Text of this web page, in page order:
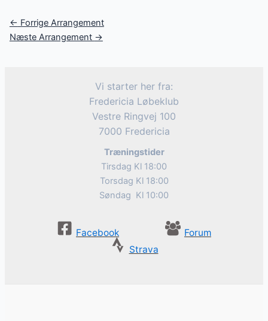
Post
navigation
← Forrige Arrangement
Næste Arrangement →
Vi starter her fra:
Fredericia Løbeklub
Vestre Ringvej 100
7000 Fredericia
Træningstider
Tirsdag Kl 18:00
Torsdag Kl 18:00
Søndag Kl 10:00
Facebook
Forum
Strava